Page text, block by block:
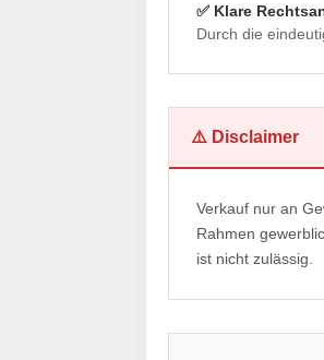
✅ Klare
Durch die
⚠️ Disclaimer
Verkauf nur an
Rahmen
ist nicht zulässig.